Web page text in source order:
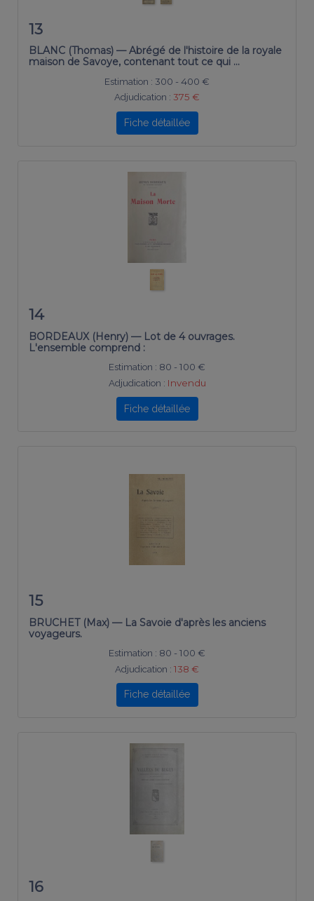
13
BLANC (Thomas) — Abrégé de l'histoire de la royale
maison de Savoye, contenant tout ce qui …
Estimation : 300 - 400 €
Adjudication : 375 €
Fiche détaillée
14
BORDEAUX (Henry) — Lot de 4 ouvrages.
L'ensemble comprend :
Estimation : 80 - 100 €
Adjudication : Invendu
Fiche détaillée
15
BRUCHET (Max) — La Savoie d'après les anciens
voyageurs.
Estimation : 80 - 100 €
Adjudication : 138 €
Fiche détaillée
16